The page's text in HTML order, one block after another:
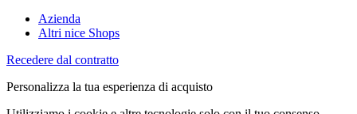
Azienda
Altri nice Shops
Recedere dal contratto
Personalizza la tua esperienza di acquisto